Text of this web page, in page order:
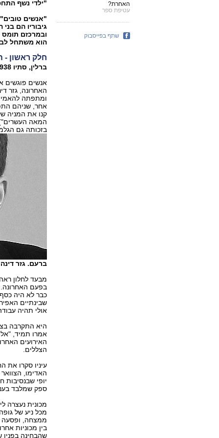
"ילדי נשף
"אנשים
גיבוריו הם
ובמרכזם תומס
הוא משתחל
חלק ראשון -
ברלין, סתיו 1938
אנשים פוגשים
האחרונה, גזר
ומתפתה
אחר, שניהם
המאה
בזכותה גם
ברעם. גזר
מבעד לחלון
בפעם
כבר לא היה
שבינתיים
אולי תהיה
היא התקרבה
אמרו תמיד, "אל
האירועים
הצללים.
עיניו סקרו את
האדימו,
יופי שבנסיבות
ספק שמלבד
מכונית נעצרה
מכל ניע של
ממצחה, ופסעה
בין מכוניות
שהבחינה בפניו
האחרת?
עטיפת ספר
שתף בפייסבוק